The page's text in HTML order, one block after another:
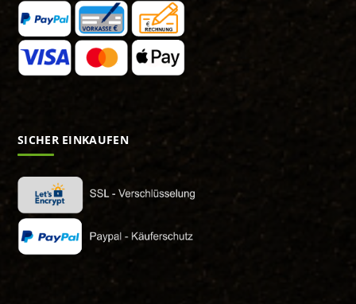
SICHER EINKAUFEN